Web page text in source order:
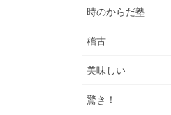
時のからだ塾
稽古
美味しい
驚き！